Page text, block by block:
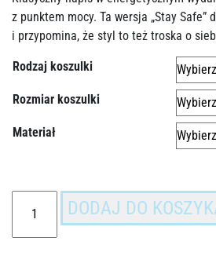
z punktem mocy. Ta wersja „Stay Safe”
i przypomina, że styl to też troska o
Rodzaj koszulki
Rozmiar koszulki
Materiał
DODAJ DO